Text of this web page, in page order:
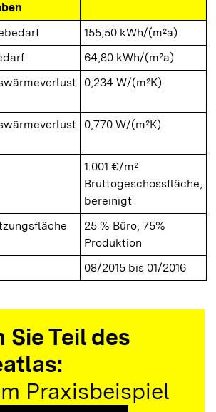
155,50 kWh/(m²a)
64,80 kWh/(m²a)
0,234 W/(m²K)
0,770 W/(m²K)
1.001 €/m²
Bruttogeschossfläche,
bereinigt
25 % Büro; 75%
Produktion
08/2015 bis 01/2016
Sie Teil des
Praxisbeispiel